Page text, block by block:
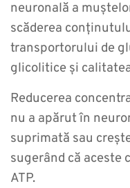
neuronală a
scăderea
transportorului de
glicolitice și
Reducerea
nu a apărut în
suprimată sau
sugerând că aceste
ATP.